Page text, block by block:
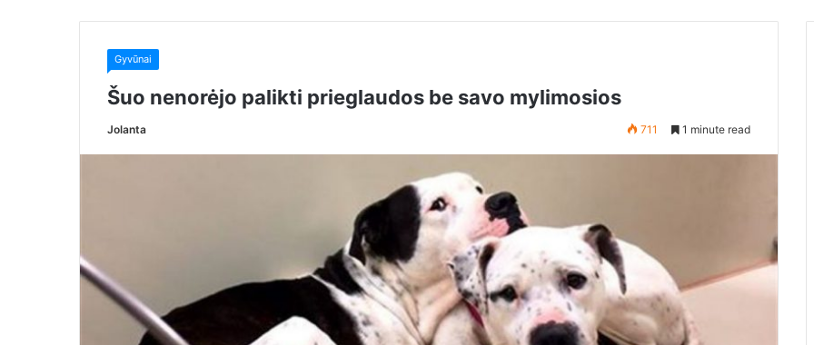
Gyvūnai
Šuo nenorėjo palikti prieglaudos be savo mylimosios
Jolanta 711 1 minute read